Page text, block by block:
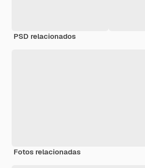
PSD relacionados
Fotos relacionadas